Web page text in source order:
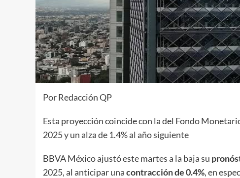
Por Redacción QP
Esta proyección coincide con la del Fondo
2025 y un alza de 1.4% al año siguiente
BBVA México ajustó este martes a la baja su
2025, al anticipar unacontracción de 0.4%, en